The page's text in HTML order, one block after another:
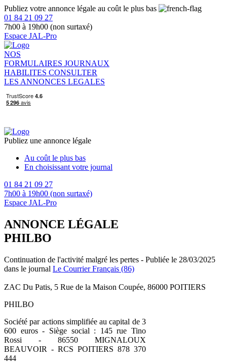
Publiez votre annonce légale au coût le plus bas
01 84 21 09 27
7h00 à 19h00 (non surtaxé)
Espace JAL-Pro
NOS
FORMULAIRES JOURNAUX
HABILITES CONSULTER
LES ANNONCES LEGALES
Publiez une annonce légale
Au coût le plus bas
En choisissant votre journal
01 84 21 09 27
7h00 à 19h00 (non surtaxé)
Espace JAL-Pro
ANNONCE LÉGALE
PHILBO
Continuation de l'activité malgré les pertes - Publiée le 28/03/2025
dans le journal Le Courrier Français (86)
ZAC Du Patis, 5 Rue de la Maison Coupée, 86000 POITIERS
PHILBO
Société par actions simplifiée au capital de 3
600 euros - Siège social : 145 rue Tino
Rossi - 86550 MIGNALOUX
BEAUVOIR - RCS POITIERS 878 370
444